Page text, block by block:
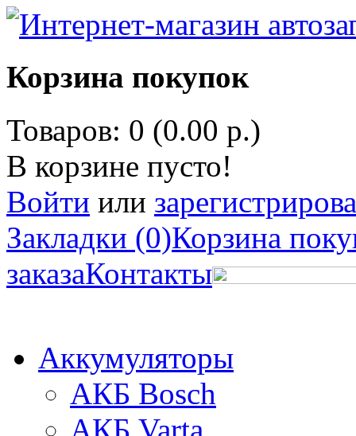
Корзина покупок
Товаров: 0 (0.00 р.)
В корзине пусто!
Войти или
Закладки (0)Корзина
заказаКонтакты
Аккумуляторы
АКБ Bosch
АКБ Varta